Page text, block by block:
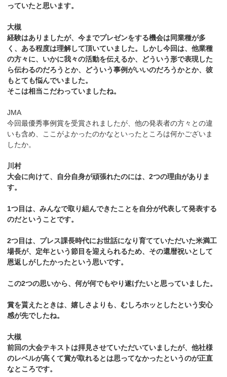
っていたと思います。
大槻
経験はありましたが、今までプレゼンをする機会は同業種が多
く、ある程度は理解して頂いていました。しかし今回は、他業種
の方々に、いかに我々の活動を伝えるか、どういう形で表現した
ら伝わるのだろうとか、どういう事例がいいのだろうかとか、彼
もとても悩んでいました。
そこは相当こだわっていましたね。
JMA
今回最優秀事例賞を受賞されましたが、他の発表者の方々との違
いも含め、ここがよかったのかなといったところは何かございま
したか。
川村
大会に向けて、自分自身が頑張れたのには、2つの理由がありま
す。
1つ目は、みんなで取り組んできたことを自分が代表して発表する
のだということです。
2つ目は、プレス課長時代にお世話になり育てていただいた米満工
場長が、定年という節目を迎えられるため、その還暦祝いとして
恩返しがしたかったという思いです。
この2つの思いから、何が何でもやり遂げたいと思っていました。
賞を貰えたときは、嬉しさよりも、むしろホッとしたという安心
感が先でしたね。
大槻
前回の大会テキストは拝見させていただいていましたが、他社様
のレベルが高くて賞が取れるとは思ってなかったというのが正直
なところです。